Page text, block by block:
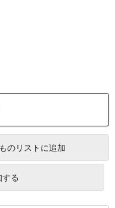
のリストに追加
る